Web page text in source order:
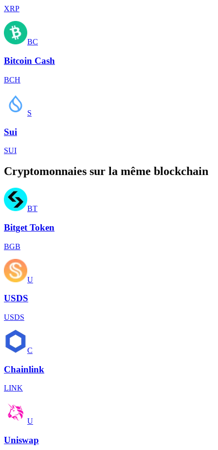
XRP
BC
Bitcoin Cash
BCH
S
Sui
SUI
Cryptomonnaies sur la même blockchain
BT
Bitget Token
BGB
U
USDS
USDS
C
Chainlink
LINK
U
Uniswap